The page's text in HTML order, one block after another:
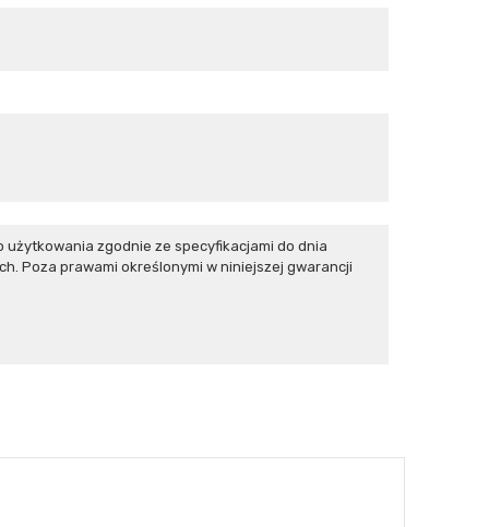
użytkowania zgodnie ze specyfikacjami do dnia
Poza prawami określonymi w niniejszej gwarancji